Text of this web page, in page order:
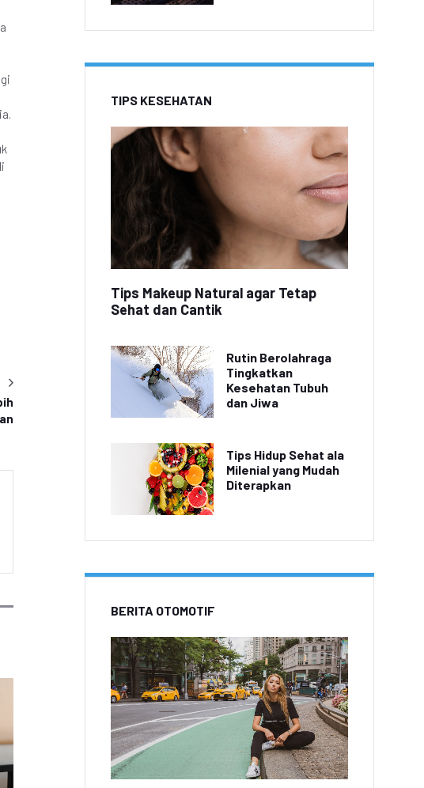
Video Viral: Turis
Beruntung Berfoto
Video Viral Wisatawan
TIPS KESEHATAN
Tips Makeup Natural agar Tetap
Sehat dan Cantik
Rutin Berolahraga
Tingkatkan
Kesehatan Tubuh
dan Jiwa
Tips Hidup Sehat ala
Milenial yang Mudah
Diterapkan
BERITA OTOMOTIF